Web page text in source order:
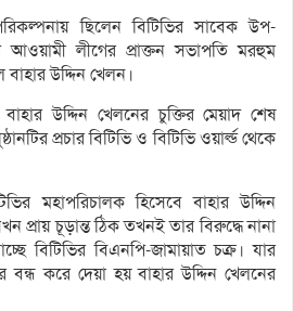
ছিলেন বিটিভির সাবেক উপ-
আওয়ামী লীগের প্রাক্তন সভাপতি মরহুম
উদ্দিন খেলন।
বাহার উদ্দিন খেলনের চুক্তির মেয়াদ শেষ
প্রচার বিটিভি ও বিটিভি ওয়ার্ল্ড থেকে
মহাপরিচালক হিসেবে বাহার উদ্দিন
প্রায় চূড়ান্ত ঠিক তখনই তার বিরুদ্ধে নানা
বিটিভির বিএনপি-জামায়াত চক্র। যার
বন্ধ করে দেয়া হয় বাহার উদ্দিন খেলনের